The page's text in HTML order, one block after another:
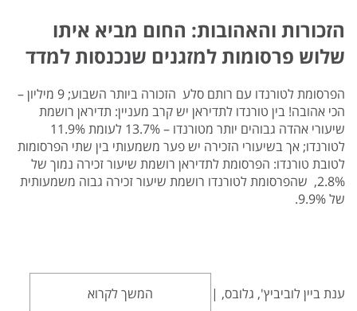
הזכורות והאהובות: החום מביא איתו
שלוש פרסומות למזגנים שנכנסות למדד
הפרסומת לטורנדו עם רותם סלע הזכורה ביותר השבוע; 9 מיליון –
הכי אהובה! בין טורנדו לתדיראן יש קרב מעניין: תדיראן רושמת
שיעורי אהדה גבוהים יותר מטורנדו – 13.7% לעומת 11.9%
לטורנדו; אך בשיעורי הזכירה יש פער משמעותי בין שתי הפרסומות
לטובת טורנדו: הפרסומת לתדיראן רושמת שיעור זכירה נמוך של
2.8%, שהפרסומת לטורנדו רושמת שיעור זכירה גבוה משמעותית
של 9.9%.
ענת ביין לוביביץ', גלובס, | המשך לקרוא